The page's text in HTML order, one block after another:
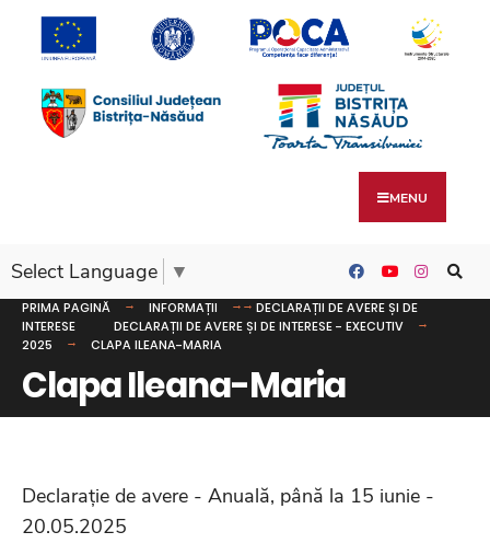
MENU
Select Language ▼
PRIMA PAGINĂ INFORMAȚII
DECLARAȚII DE AVERE ȘI DE
INTERESE
DECLARAȚII DE AVERE ȘI DE INTERESE - EXECUTIV
2025
CLAPA ILEANA-MARIA
Clapa Ileana-Maria
Declarație de avere - Anuală, până la 15 iunie -
20.05.2025